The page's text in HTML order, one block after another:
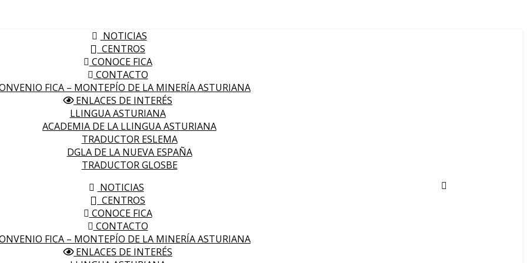
NOTICIAS
CENTROS
CONOCE FICA
CONTACTO
FICA – MONTEPÍO DE LA MINERÍA ASTURIANA
ENLACES DE INTERÉS
LLINGUA ASTURIANA
ACADEMIA DE LA LLINGUA ASTURIANA
TRADUCTOR ESLEMA
DGLA DE LA NUEVA ESPAÑA
TRADUCTOR GLOSBE
NOTICIAS
CENTROS
CONOCE FICA
CONTACTO
FICA – MONTEPÍO DE LA MINERÍA ASTURIANA
ENLACES DE INTERÉS